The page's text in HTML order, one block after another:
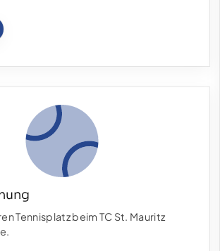
Tennisplatz beim TC St. Mauritz